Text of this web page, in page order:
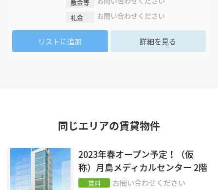
敷金等
礼金 お問い合わせください
リストに追加 詳細を見る
同じエリアの賃貸物件
2023年春オープン予定！（仮
称）月島メディカルセンター2階
賃料 お問い合わせください